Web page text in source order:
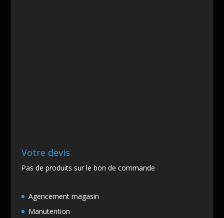
Votre devis
Pas de produits sur le bon de commande
Agencement magasin
Manutention